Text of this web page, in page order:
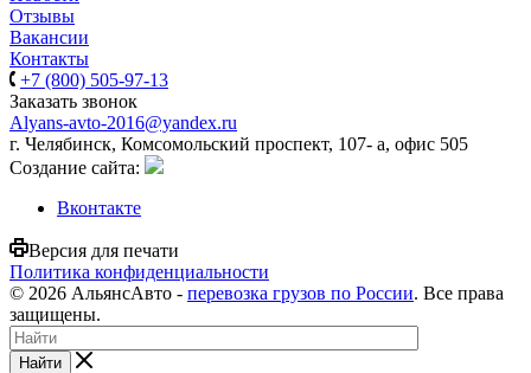
Отзывы
Вакансии
Контакты
+7 (800) 505-97-13
Заказать звонок
Alyans-avto-2016@yandex.ru
г. Челябинск, Комсомольский проспект, 107- а, офис 505
Cоздание сайта:
Вконтакте
Версия для печати
Политика конфиденциальности
© 2026 АльянсАвто - перевозка грузов по России. Все права
защищены.
Найти